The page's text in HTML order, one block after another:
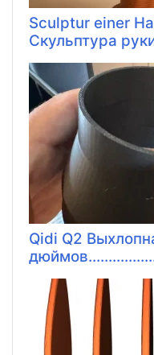
Sculptur einer
Скульптура
Qidi Q2